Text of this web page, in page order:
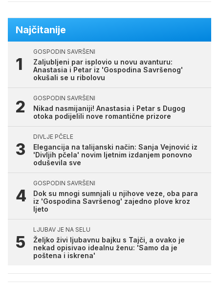
Najčitanije
GOSPODIN SAVRŠENI
Zaljubljeni par isplovio u novu avanturu:
Anastasia i Petar iz 'Gospodina Savršenog'
okušali se u ribolovu
GOSPODIN SAVRŠENI
Nikad nasmijaniji! Anastasia i Petar s Dugog
otoka podijelili nove romantične prizore
DIVLJE PČELE
Elegancija na talijanski način: Sanja Vejnović iz
'Divljih pčela' novim ljetnim izdanjem ponovno
oduševila sve
GOSPODIN SAVRŠENI
Dok su mnogi sumnjali u njihove veze, oba para
iz 'Gospodina Savršenog' zajedno plove kroz
ljeto
LJUBAV JE NA SELU
Željko živi ljubavnu bajku s Tajči, a ovako je
nekad opisivao idealnu ženu: 'Samo da je
poštena i iskrena'